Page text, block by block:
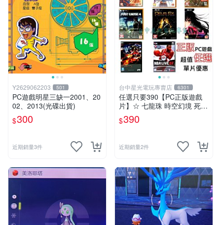
Y2629062203 501
PC遊戲明星三缺一2001、20
02、2013(光碟出貨)
$300
近期銷量3件
台中星光電玩專賣店 6301
任選只要390【PC正版遊戲
片】☆ 七龍珠 時空幻境 死亡
之島 正當防衛 雷電 籃球 ☆
全新品【特價優惠】台中星光
$390
近期銷量2件